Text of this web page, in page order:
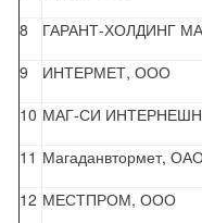
8
ГАРАНТ-ХОЛДИНГ
9
ИНТЕРМЕТ, ООО
10 МАГ-СИ
11 Магаданвтормет,
12 МЕСТПРОМ, ООО